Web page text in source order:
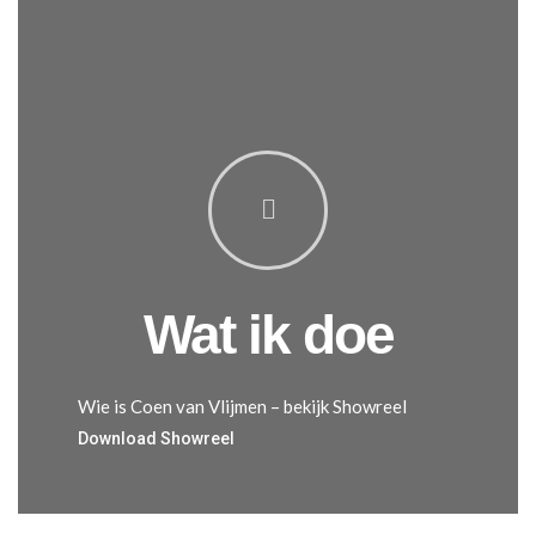
Wat ik doe
Wie is Coen van Vlijmen – bekijk Showreel
Download Showreel